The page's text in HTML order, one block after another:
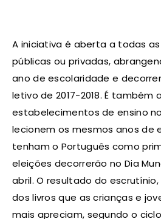
A iniciativa é aberta a todas
públicas ou privadas,
ano de escolaridade e
letivo de 2017-2018. É também
estabelecimentos de ensino
lecionem os mesmos anos de
tenham o Português como
eleições decorrerão no Dia
abril. O resultado do
dos livros que as crianças e
mais apreciam, segundo o